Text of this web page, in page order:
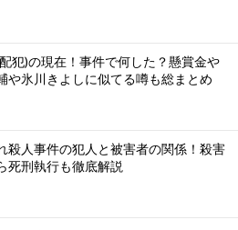
犯)の現在！事件で何した？懸賞金や
や氷川きよしに似てる噂も総まとめ
殺人事件の犯人と被害者の関係！殺害
死刑執行も徹底解説